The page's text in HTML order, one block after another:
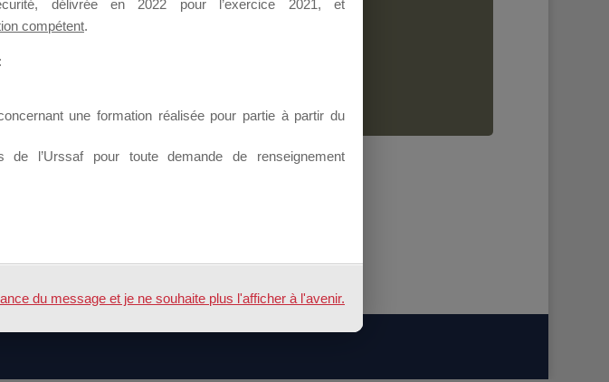
un message ou poser une question.
délivrée en 2022 pour l’exercice 2021, et
compétent.
une formation réalisée pour partie à partir du
l’Urssaf pour toute demande de renseignement
du message et je ne souhaite plus l'afficher à l'avenir.